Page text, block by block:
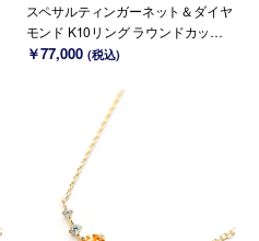
スペサルティンガーネット＆ダイヤ
モンド K10リング ラウンドカット ~
Ello Lily~ 1月誕生石(K18/PT変更可
￥77,000 (税込)